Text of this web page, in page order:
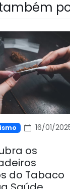
16/01/
os
do Tabaco